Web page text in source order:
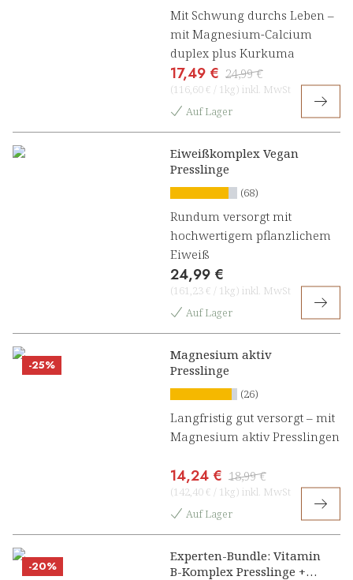
Mit Schwung durchs Leben –
mit Magnesium-Calcium
duplex plus Kurkuma
17,49 € 24,99 €
(116,60 € / 1kg) inkl. MwSt
Auf Lager
Eiweißkomplex Vegan
Presslinge
(68)
Rundum versorgt mit
hochwertigem pflanzlichem
Eiweiß
24,99 €
(161,23 € / 1kg) inkl. MwSt
Auf Lager
-25%
Magnesium aktiv
Presslinge
(26)
Langfristig gut versorgt – mit
Magnesium aktiv Presslingen
14,24 € 18,99 €
(142,40 € / 1kg) inkl. MwSt
Auf Lager
-20%
Experten-Bundle: Vitamin
B-Komplex Presslinge +